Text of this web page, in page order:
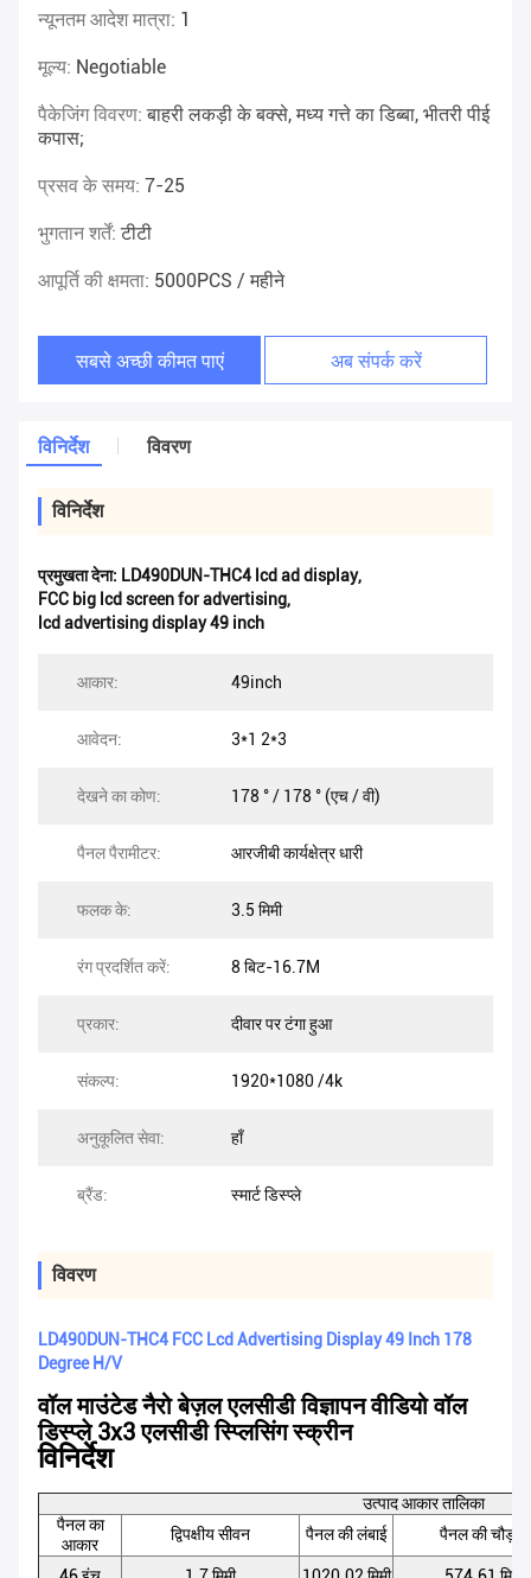
न्यूनतम आदेश मात्रा: 1
मूल्य: Negotiable
पैकेजिंग विवरण:बाहरी लकड़ी के बक्से, मध्य गत्ते का डिब्बा, भीतरी पीई
कपास;
प्रसव के समय: 7-25
भुगतान शर्तें:टीटी
आपूर्ति की क्षमता: 5000PCS / महीने
सबसे अच्छी कीमत पाएं अब संपर्क करें
विनिर्देश विवरण
विनिर्देश
प्रमुखता देना: LD490DUN-THC4 lcd ad display,
FCC big lcd screen for advertising,
lcd advertising display 49 inch
आकार: 49inch
आवेदन: 3*1 2*3
देखने का कोण: 178 ° / 178 ° (एच / वी)
पैनल पैरामीटर: आरजीबी कार्यक्षेत्र धारी
फलक के: 3.5 मिमी
रंग प्रदर्शित करें: 8 बिट-16.7M
प्रकार: दीवार पर टंगा हुआ
संकल्प: 1920*1080 /4k
अनुकूलित सेवा: हाँ
ब्रैंड: स्मार्ट डिस्प्ले
विवरण
LD490DUN-THC4 FCC Lcd Advertising Display 49 Inch 178
Degree H/V
वॉल माउंटेड नैरो बेज़ल एलसीडी विज्ञापन वीडियो वॉल
डिस्प्ले 3x3 एलसीडी स्प्लिसिंग स्क्रीन
विनिर्देश
उत्पाद आकार तालिका
पैनल का
आकार
द्विपक्षीय सीवन पैनल की लंबाई पैनल की चौड़ाई